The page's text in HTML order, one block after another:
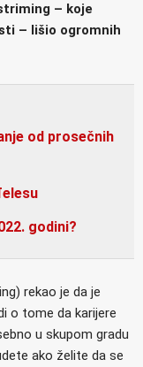
– koje
– lišio ogromnih
od prosečnih
godini?
rekao je da je
o tome da karijere
u skupom gradu
ako želite da se